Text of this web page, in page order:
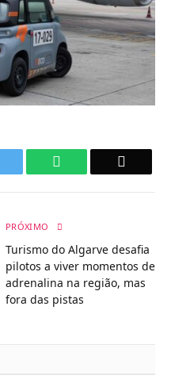
WhatsApp
PRÓXIMO
Turismo do Algarve desafia
pilotos a viver momentos de
adrenalina na região, mas
fora das pistas